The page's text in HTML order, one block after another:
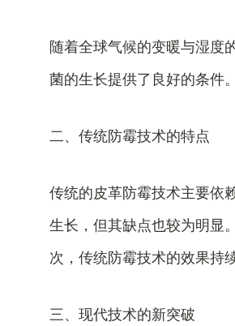
随着全球气候的变暖与湿度
菌的生长提供了良好的条件
二、传统防霉技术的特点
传统的皮革防霉技术主要依
生长，但其缺点也较为明显
次，传统防霉技术的效果持
三、现代技术的新突破